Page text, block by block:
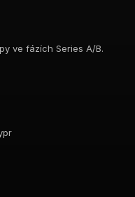
ve fázích Series A/B.